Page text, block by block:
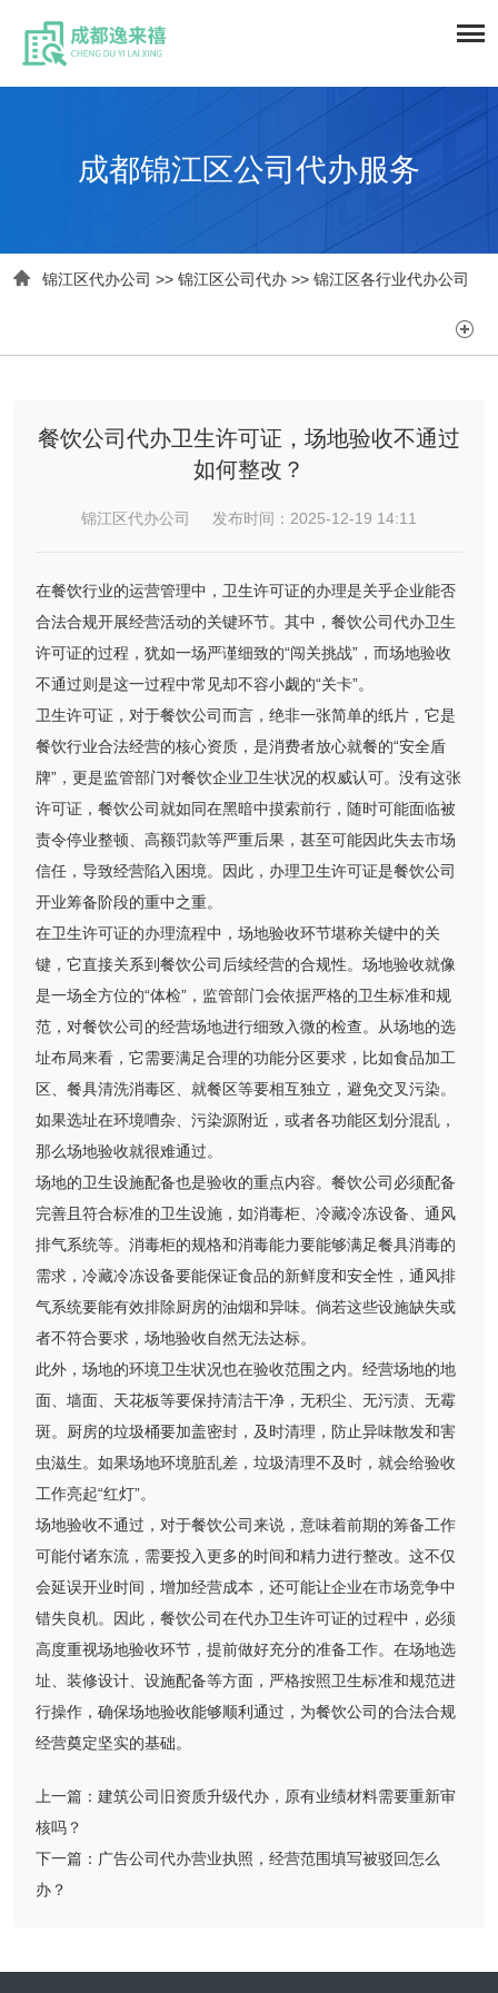
成都锦江区公司代办服务
 锦江区代办公司 >> 锦江区公司代办 >> 锦江区各行业代办公司

餐饮公司代办卫生许可证，场地验收不通过
如何整改？
锦江区代办公司 发布时间：2025-12-19 14:11
在餐饮行业的运营管理中，卫生许可证的办理是关乎企业能否
合法合规开展经营活动的关键环节。其中，餐饮公司代办卫生
许可证的过程，犹如一场严谨细致的“闯关挑战”，而场地验收
不通过则是这一过程中常见却不容小觑的“关卡”。
卫生许可证，对于餐饮公司而言，绝非一张简单的纸片，它是
餐饮行业合法经营的核心资质，是消费者放心就餐的“安全盾
牌”，更是监管部门对餐饮企业卫生状况的权威认可。没有这张
许可证，餐饮公司就如同在黑暗中摸索前行，随时可能面临被
责令停业整顿、高额罚款等严重后果，甚至可能因此失去市场
信任，导致经营陷入困境。因此，办理卫生许可证是餐饮公司
开业筹备阶段的重中之重。
在卫生许可证的办理流程中，场地验收环节堪称关键中的关
键，它直接关系到餐饮公司后续经营的合规性。场地验收就像
是一场全方位的“体检”，监管部门会依据严格的卫生标准和规
范，对餐饮公司的经营场地进行细致入微的检查。从场地的选
址布局来看，它需要满足合理的功能分区要求，比如食品加工
区、餐具清洗消毒区、就餐区等要相互独立，避免交叉污染。
如果选址在环境嘈杂、污染源附近，或者各功能区划分混乱，
那么场地验收就很难通过。
场地的卫生设施配备也是验收的重点内容。餐饮公司必须配备
完善且符合标准的卫生设施，如消毒柜、冷藏冷冻设备、通风
排气系统等。消毒柜的规格和消毒能力要能够满足餐具消毒的
需求，冷藏冷冻设备要能保证食品的新鲜度和安全性，通风排
气系统要能有效排除厨房的油烟和异味。倘若这些设施缺失或
者不符合要求，场地验收自然无法达标。
此外，场地的环境卫生状况也在验收范围之内。经营场地的地
面、墙面、天花板等要保持清洁干净，无积尘、无污渍、无霉
斑。厨房的垃圾桶要加盖密封，及时清理，防止异味散发和害
虫滋生。如果场地环境脏乱差，垃圾清理不及时，就会给验收
工作亮起“红灯”。
场地验收不通过，对于餐饮公司来说，意味着前期的筹备工作
可能付诸东流，需要投入更多的时间和精力进行整改。这不仅
会延误开业时间，增加经营成本，还可能让企业在市场竞争中
错失良机。因此，餐饮公司在代办卫生许可证的过程中，必须
高度重视场地验收环节，提前做好充分的准备工作。在场地选
址、装修设计、设施配备等方面，严格按照卫生标准和规范进
行操作，确保场地验收能够顺利通过，为餐饮公司的合法合规
经营奠定坚实的基础。
上一篇： 建筑公司旧资质升级代办，原有业绩材料需要重新审
核吗？
下一篇： 广告公司代办营业执照，经营范围填写被驳回怎么
办？